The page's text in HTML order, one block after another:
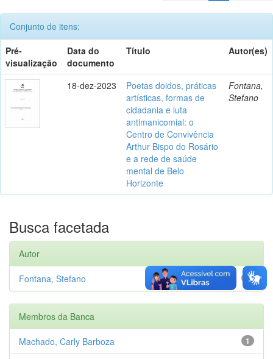
Conjunto de itens:
Pré-
visualização
Data do
documento
Título Autor(es)
18-dez-2023
Poetas doidos, práticas
artísticas, formas de
cidadania e luta
antimanicomial: o
Centro de Convivência
Arthur Bispo do Rosário
e a rede de saúde
mental de Belo
Horizonte
Fontana,
Stefano
Busca facetada
Autor
1
Fontana, Stefano
Membros da Banca
1
Machado, Carly Barboza